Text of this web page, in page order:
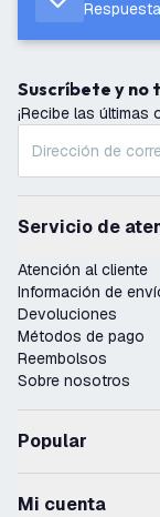
Suscríbete y
¡Recibe las
Servicio de
Atención al cliente
Información de
Devoluciones
Métodos de pago
Reembolsos
Sobre nosotros
Popular
Mi cuenta